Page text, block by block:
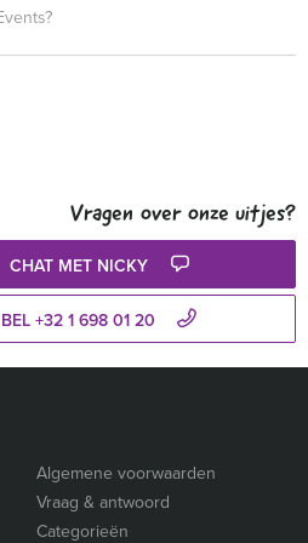
Vragen over onze uitjes?
CHAT MET NICKY
BEL +32 1 698 01 20
Algemene voorwaarden
Vraag & antwoord
Categorieën